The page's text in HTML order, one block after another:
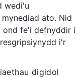
wedi'u
ato. Nid
ond fe'i defnyddir i
i'r
digidol